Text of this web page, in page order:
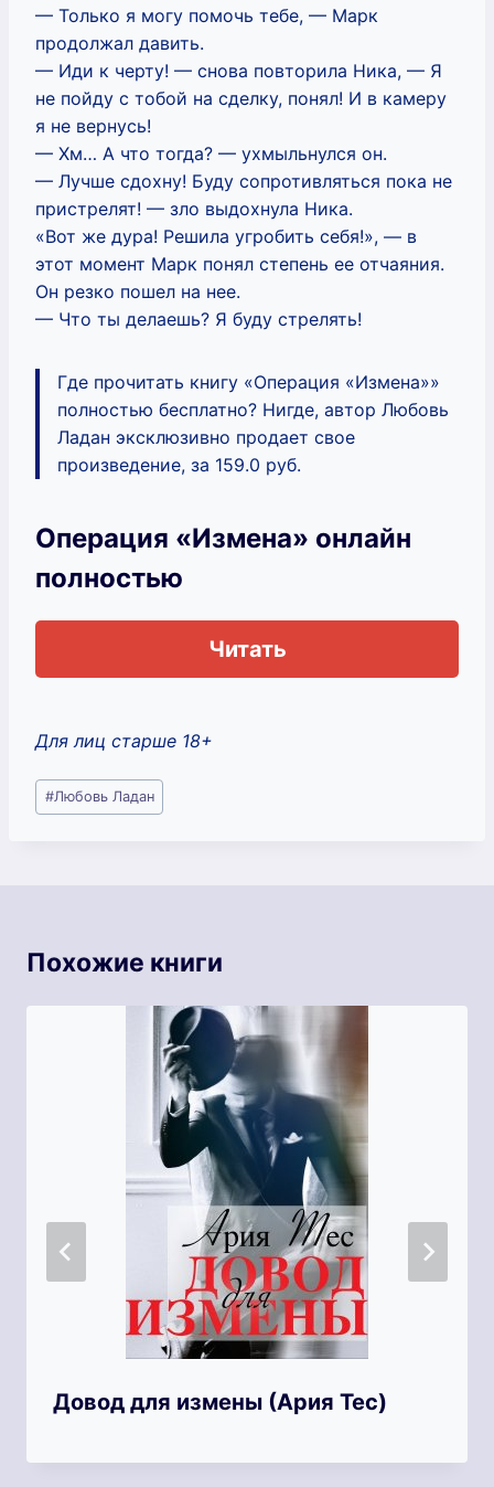
— Только я могу помочь тебе, — Марк
продолжал давить.
— Иди к черту! — снова повторила Ника, — Я
не пойду с тобой на сделку, понял! И в камеру
я не вернусь!
— Хм… А что тогда? — ухмыльнулся он.
— Лучше сдохну! Буду сопротивляться пока не
пристрелят! — зло выдохнула Ника.
«Вот же дура! Решила угробить себя!», — в
этот момент Марк понял степень ее отчаяния.
Он резко пошел на нее.
— Что ты делаешь? Я буду стрелять!
Где прочитать книгу «Операция «Измена»»
полностью бесплатно? Нигде, автор Любовь
Ладан эксклюзивно продает свое
произведение, за 159.0 руб.
Операция «Измена» онлайн
полностью
Читать
Для лиц старше 18+
Метки
записи:
#Любовь Ладан
Похожие книги
Довод для измены (Ария Тес)